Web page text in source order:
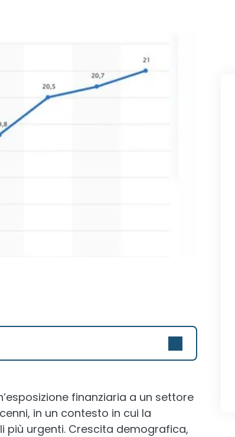
finanziaria a un settore
in un contesto in cui la
più urgenti. Crescita demografica,